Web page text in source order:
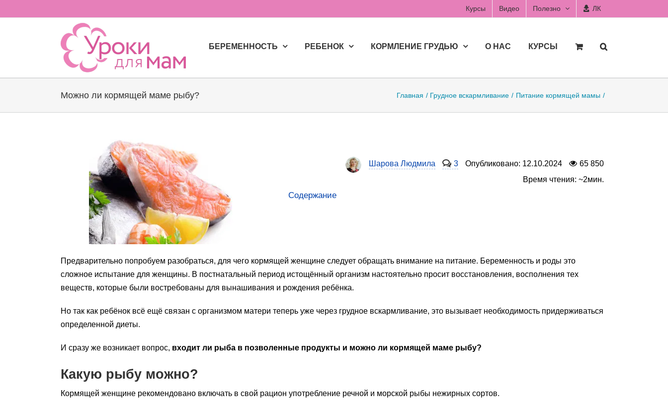
to
Курсы Видео Полезно ЛК
БЕРЕМЕННОСТЬ РЕБЕНОК КОРМЛЕНИЕ ГРУДЬЮ О НАС КУРСЫ
Можно ли кормящей маме рыбу? Главная Грудное вскармливание Питание кормящей мамы
Шарова Людмила 3 Опубликовано: 12.10.2024
65 850
Время чтения: ~2мин.
Содержание
Предварительно попробуем разобраться, для чего кормящей женщине следует обращать внимание на питание. Беременность и роды это
сложное испытание для женщины. В постнатальный период истощённый организм настоятельно просит восстановления, восполнения тех
веществ, которые были востребованы для вынашивания и рождения ребёнка.
Но так как ребёнок всё ещё связан с организмом матери теперь уже через грудное вскармливание, это вызывает необходимость придерживаться
определенной диеты.
И сразу же возникает вопрос, входит ли рыба в позволенные продукты и можно ли кормящей маме рыбу?
Какую рыбу можно?
Кормящей женщине рекомендовано включать в свой рацион употребление речной и морской рыбы нежирных сортов.